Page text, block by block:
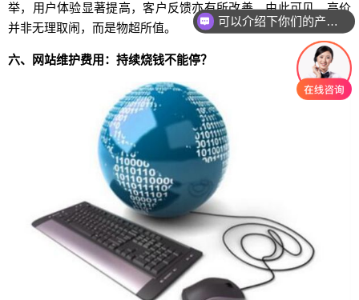
举，用户体验显著提高，客户反馈亦有所改善。由此可见，高价
并非无理取闹，而是物超所值。
六、网站维护费用：持续烧钱不能停？
可以介绍下你们的产品么